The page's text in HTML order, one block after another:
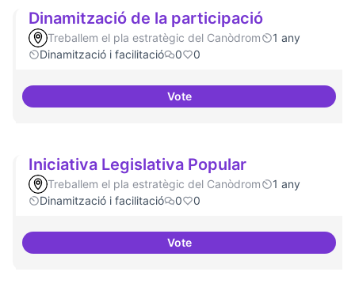
Dinamització de la participació
Treballem el pla estratègic del Canòdrom
1 any
Dinamització i facilitació
0 0
VoteDinamització de la participació
Iniciativa Legislativa Popular
Treballem el pla estratègic del Canòdrom
1 any
Dinamització i facilitació
0 0
VoteIniciativa Legislativa Popular